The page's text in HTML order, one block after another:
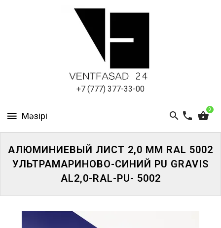
+7 (777) 377-33-00
0
ПАНЕЛИ
АЛЮМИНИЕВЫЙ ЛИСТ 2,0 ММ RAL 5002
УЛЬТРАМАРИНОВО-СИНИЙ PU GRAVIS
AL2,0-RAL-PU- 5002